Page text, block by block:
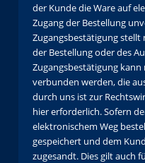
der Kunde die Ware auf
Zugang der Bestellung
Zugangsbestätigung
der Bestellung oder des
Zugangsbestätigung
verbunden werden, die
durch uns ist zur
hier erforderlich. Sofern
elektronischem Weg
gespeichert und dem
zugesandt. Dies gilt auch